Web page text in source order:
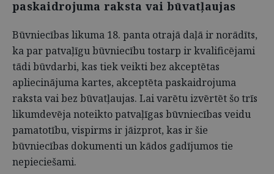
paskaidrojuma raksta vai būvatļaujas
Būvniecības likuma 18. panta otrajā daļā ir norādīts,
ka par patvaļīgu būvniecību tostarp ir kvalificējami
tādi būvdarbi, kas tiek veikti bez akceptētas
apliecinājuma kartes, akceptēta paskaidrojuma
raksta vai bez būvatļaujas. Lai varētu izvērtēt šo trīs
likumdevēja noteikto patvaļīgas būvniecības veidu
pamatotību, vispirms ir jāizprot, kas ir šie
būvniecības dokumenti un kādos gadījumos tie
nepieciešami.